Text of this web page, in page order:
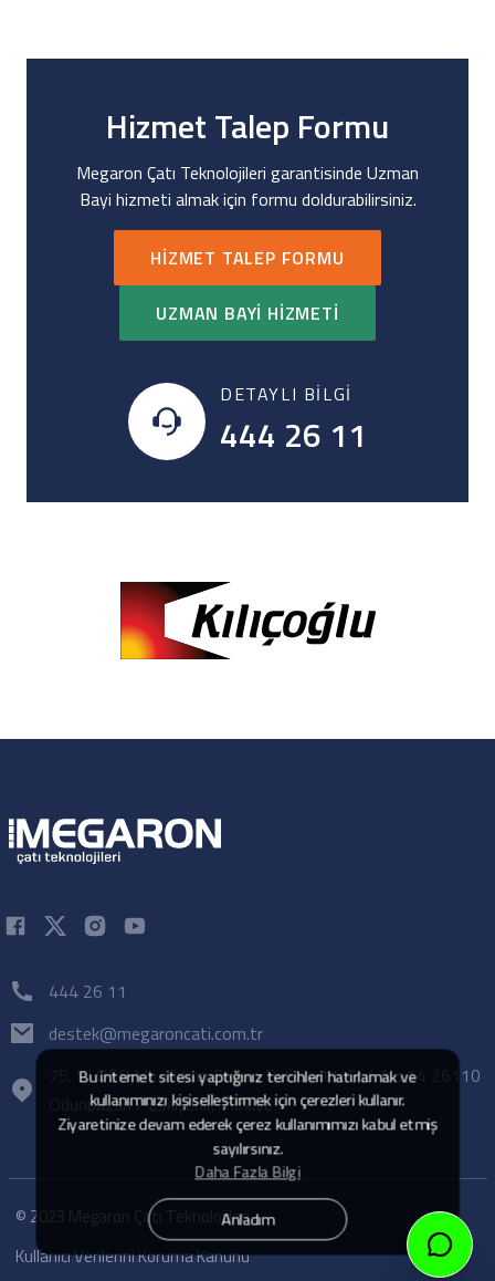
Bu internet sitesi yaptığınız tercihleri hatırlamak ve
kullanımınızı kişiselleştirmek için çerezleri kullanır.
Ziyaretinize devam ederek çerez kullanımımızı kabul etmiş
sayılırsınız.
Daha Fazla Bilgi
Anladım
Hizmet Talep Formu
Megaron Çatı Teknolojileri garantisinde Uzman
Bayi hizmeti almak için formu doldurabilirsiniz.
HIZMET TALEP FORMU
UZMAN BAYI HIZMETI
DETAYLI BILGI
444 26 11
444 26 11
destek@megaroncati.com.tr
75. Yıl OSB Mh. Orhan Erdem Bulvarı 11. Cad. No:14 26110
Odunpazarı / Eskişehir, Türkiye
© 2023 Megaron Çatı Teknolojileri.
Kullanıcı Verilerini Koruma Kanunu